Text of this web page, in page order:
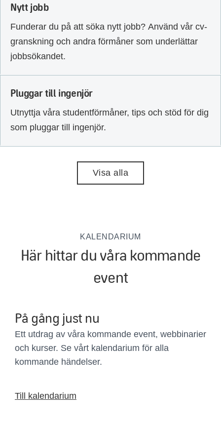
Nytt jobb
Funderar du på att söka nytt jobb? Använd vår cv-
granskning och andra förmåner som underlättar
jobbsökandet.
Pluggar till ingenjör
Utnyttja våra studentförmåner, tips och stöd för dig
som pluggar till ingenjör.
Visa alla
KALENDARIUM
Här hittar du våra kommande
event
På gång just nu
Ett utdrag av våra kommande event, webbinarier
och kurser. Se vårt kalendarium för alla
kommande händelser.
Till kalendarium